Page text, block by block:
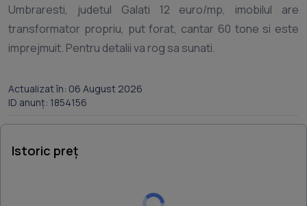
Umbraresti, judetul Galati 12 euro/mp, imobilul are
transformator propriu, put forat, cantar 60 tone si este
Actualizat în: 06 August 2026
ID anunț: 1854156
Istoric preț